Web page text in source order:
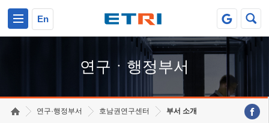
En
연구ㆍ행정부서
연구·행정부서 호남권연구센터 부서 소개